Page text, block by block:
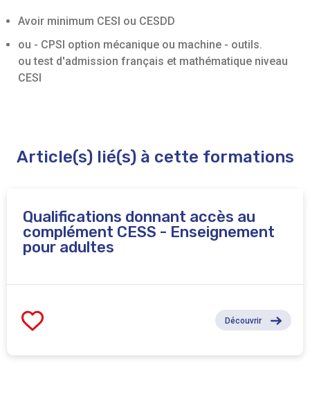
Avoir minimum CESI ou CESDD
ou - CPSI option mécanique ou machine - outils.
ou test d'admission français et mathématique niveau
CESI
Article(s) lié(s) à cette formations
Qualifications donnant accès au
complément CESS - Enseignement
pour adultes
Découvrir